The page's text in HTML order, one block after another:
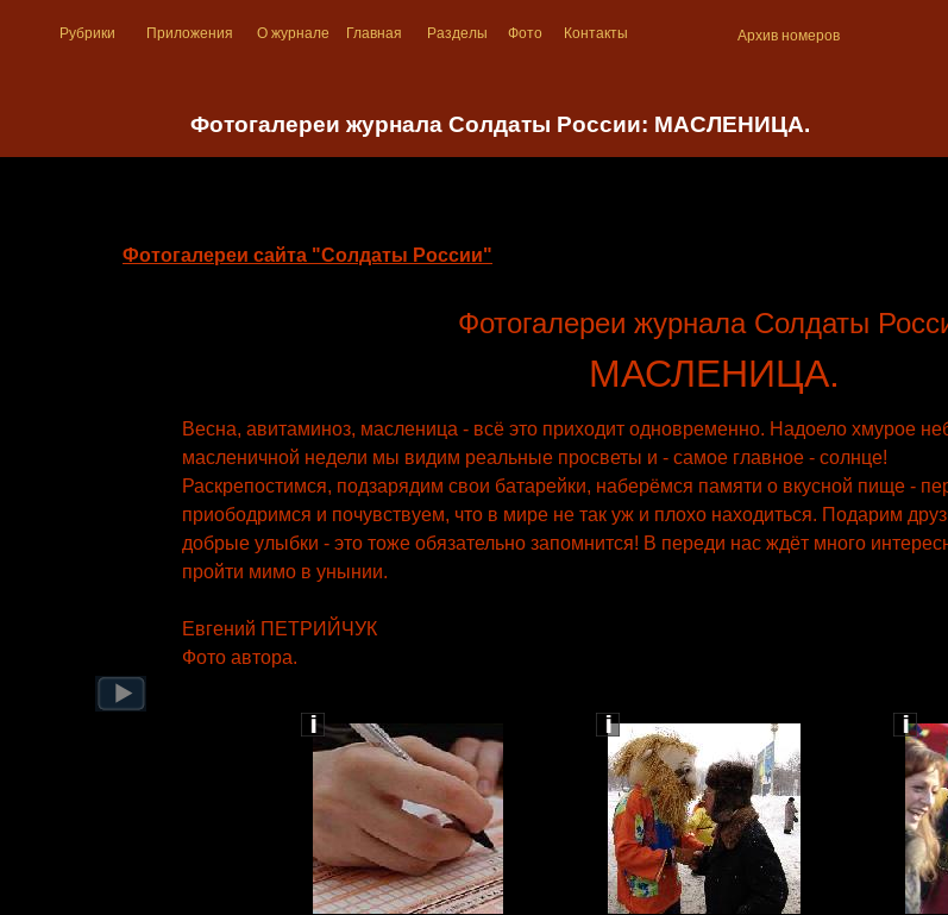
Рубрики Приложения О журнале Главная Разделы Фото Контакты Архив номеров
Фотогалереи журнала Солдаты России: МАСЛЕНИЦА.
Фотогалереи сайта "Солдаты России"
Фотогалереи журнала Солдаты
МАСЛЕНИЦА.
Весна, авитаминоз, масленица - всё это приходит одновременно. Надоело хмурое
масленичной недели мы видим реальные просветы и - самое главное - солнце!
Раскрепостимся, подзарядим свои батарейки, наберёмся памяти о вкусной пище -
приободримся и почувствуем, что в мире не так уж и плохо находиться. Подарим
добрые улыбки - это тоже обязательно запомнится! В переди нас ждёт много
пройти мимо в унынии.
Евгений ПЕТРИЙЧУК
Фото автора.